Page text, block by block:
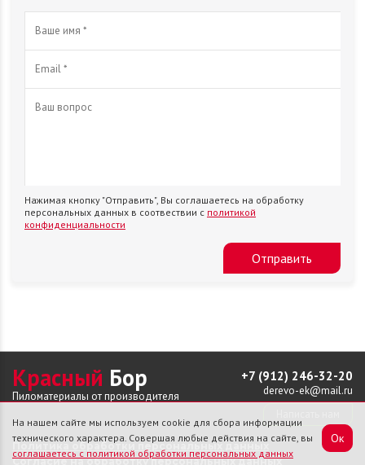
Нажимая кнопку "Отправить", Вы соглашаетесь на обработку
персональных данных в соотвествии с политикой
конфиденциальности
Отправить
Красный Бор
Пиломатериалы от производителя
+7 (912) 246-32-20
derevo-ek@mail.ru
Политика обработки персональных данных
Согласие на обработку персональных данных
На нашем сайте мы используем cookie для сбора информации
технического характера. Совершая любые действия на сайте, вы
соглашаетесь с политикой обработки персональных данных
Ок